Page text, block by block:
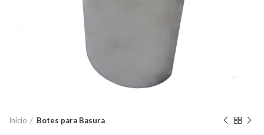
Inicio Botes para Basura